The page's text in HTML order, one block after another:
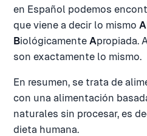
en Español podemos
que viene a decir lo mismo A
Biológicamente Apropiada.
son exactamente lo mismo.
En resumen, se trata de
con una alimentación
naturales sin procesar, es
dieta humana.